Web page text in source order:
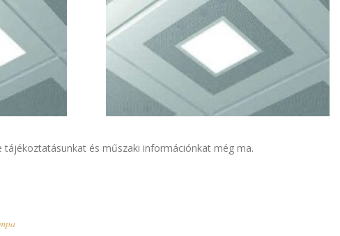
tájékoztatásunkat és műszaki információnkat még ma.